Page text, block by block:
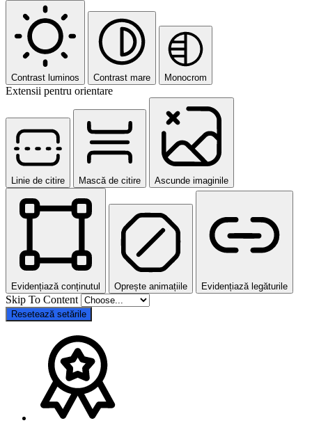
Contrast luminos Contrast mare Monocrom
Extensii pentru orientare
Linie de citire Mască de citire Ascunde imaginile
Evidențiază conținutul Oprește animațiile Evidențiază legăturile
Skip To Content
Resetează setările